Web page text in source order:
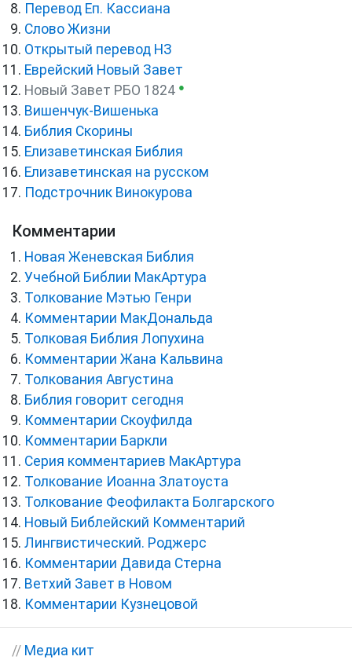
Перевод Еп. Кассиана
Слово Жизни
Открытый перевод НЗ
Еврейский Новый Завет
Новый Завет РБО 1824 ●
Вишенчук-Вишенька
Библия Скорины
Елизаветинская Библия
Елизаветинская на русском
Подстрочник Винокурова
Комментарии
Новая Женевская Библия
Учебной Библии МакАртура
Толкование Мэтью Генри
Комментарии МакДональда
Толковая Библия Лопухина
Комментарии Жана Кальвина
Толкования Августина
Библия говорит сегодня
Комментарии Скоуфилда
Комментарии Баркли
Серия комментариев МакАртура
Толкование Иоанна Златоуста
Толкование Феофилакта Болгарского
Новый Библейский Комментарий
Лингвистический. Роджерс
Комментарии Давида Стерна
Ветхий Завет в Новом
Комментарии Кузнецовой
// Медиа кит